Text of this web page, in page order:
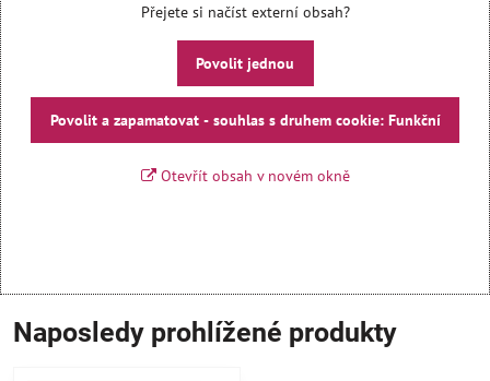
Přejete si načíst externí obsah?
Povolit jednou
Povolit a zapamatovat - souhlas s druhem cookie: Funkční
Otevřít obsah v novém okně
Naposledy prohlížené produkty